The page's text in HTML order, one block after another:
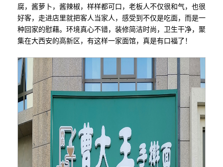
腐，酱萝卜，酱辣椒，样样都可口，老板人不仅很和气，也很
好客，走进店里就把客人当家人，感受到不仅是吃面，而是一
种回家的慰藉。环境真心不错，装修简洁时尚，卫生干净，聚
集在大西安的高新区，有这样一家面馆，真是有口福了！